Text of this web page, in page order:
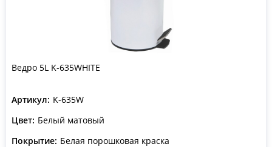
Ведро 5L K-635WHITE
Артикул: K-635W
Цвет: Белый матовый
Покрытие: Белая порошковая краска